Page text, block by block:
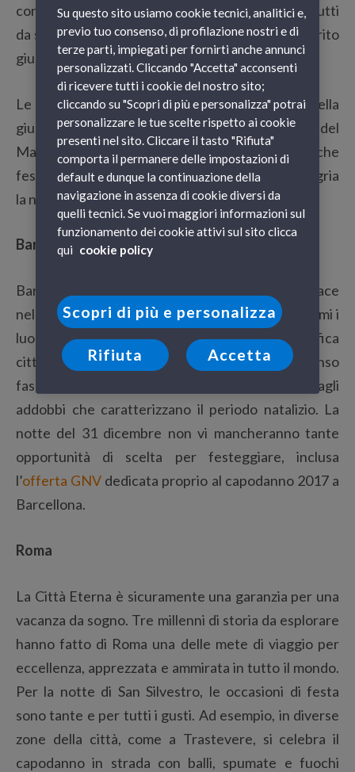
concedersi un periodo di vacanza in posti nuovi, tutti
da scoprire, e per iniziare il nuovo anno con lo spirito
giusto.
Le mete possibili sono tante e la scelta di quella
giusta può diventare difficile. Per questo Vie del
Mare vi propone 3 città bellissime che offrono anche
festeggiamenti e spettacoli per celebrare in allegria
la notte del 31 dicembre.
Barcellona
Barcellona è una metropoli ricca di cultura e vivace
nelle tradizioni e nello spirito. Sono infatti tantissimi i
luoghi e le attrazioni da scoprire in questa magnifica
città: essi vi conquisteranno con il loro immenso
fascino, enfatizzato ulteriormente dalle luci e dagli
addobbi che caratterizzano il periodo natalizio. La
notte del 31 dicembre non vi mancheranno tante
opportunità di scelta per festeggiare, inclusa
l’offerta GNV dedicata proprio al capodanno 2017 a
Barcellona.
Roma
La Città Eterna è sicuramente una garanzia per una
vacanza da sogno. Tre millenni di storia da esplorare
hanno fatto di Roma una delle mete di viaggio per
eccellenza, apprezzata e ammirata in tutto il mondo.
Per la notte di San Silvestro, le occasioni di festa
sono tante e per tutti i gusti. Ad esempio, in diverse
zone della città, come a Trastevere, si celebra il
capodanno in strada con balli, spumate e fuochi
Su questo sito usiamo cookie tecnici, analitici e,
previo tuo consenso, di profilazione nostri e di
terze parti, impiegati per fornirti anche annunci
personalizzati. Cliccando "Accetta" acconsenti
di ricevere tutti i cookie del nostro sito;
cliccando su "Scopri di più e personalizza" potrai
personalizzare le tue scelte rispetto ai cookie
presenti nel sito. Cliccare il tasto "Rifiuta"
comporta il permanere delle impostazioni di
default e dunque la continuazione della
navigazione in assenza di cookie diversi da
quelli tecnici. Se vuoi maggiori informazioni sul
funzionamento dei cookie attivi sul sito clicca
qui cookie policy
Scopri di più e personalizza
Rifiuta Accetta